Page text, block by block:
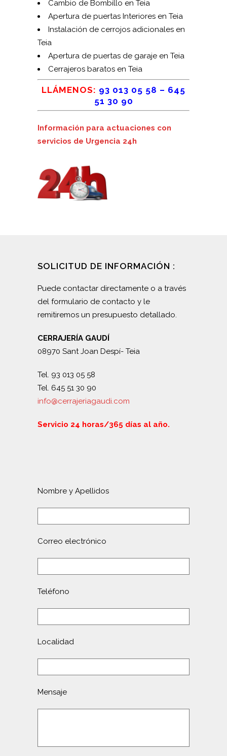
Cambio de Bombillo en Teia
Apertura de puertas Interiores en Teia
Instalación de cerrojos adicionales en
Teia
Apertura de puertas de garaje en Teia
Cerrajeros baratos en Teia
LLÁMENOS: 93 013 05 58 – 645
51 30 90
Información para actuaciones con
servicios de Urgencia 24h
SOLICITUD DE INFORMACIÓN :
Puede contactar directamente o a través
del formulario de contacto y le
remitiremos un presupuesto detallado.
CERRAJERÍA GAUDÍ
08970 Sant Joan Despí- Teia
Tel. 93 013 05 58
Tel. 645 51 30 90
info@cerrajeriagaudi.com
Servicio 24 horas/365 días al año.
Nombre y Apellidos
Correo electrónico
Teléfono
Localidad
Mensaje